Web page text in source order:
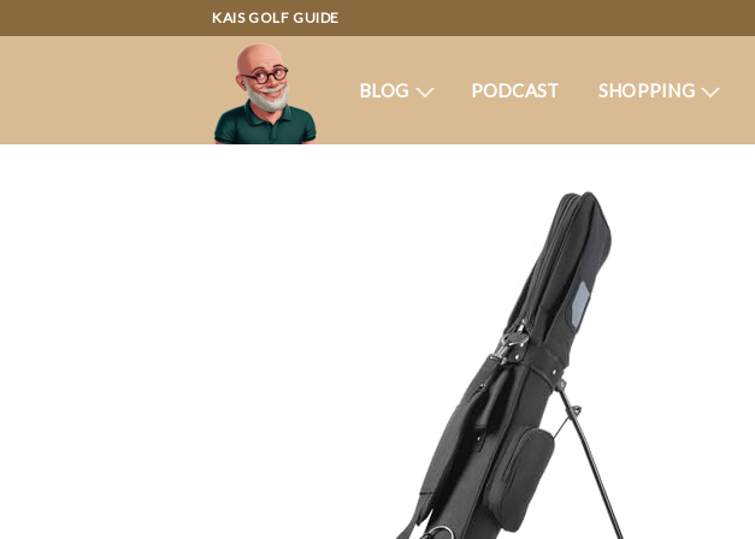
KAIS GOLF GUIDE
BLOG PODCAST SHOPPING